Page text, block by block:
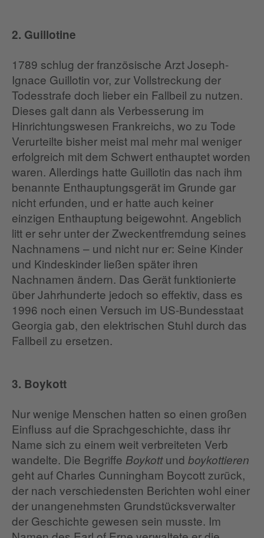
2. Guillotine
1789 schlug der französische Arzt Joseph-
Ignace Guillotin vor, zur Vollstreckung der
Todesstrafe doch lieber ein Fallbeil zu nutzen.
Dieses galt dann als Verbesserung im
Hinrichtungswesen Frankreichs, wo zu Tode
Verurteilte bisher meist mal mehr mal weniger
erfolgreich mit dem Schwert enthauptet worden
waren. Allerdings hatte Guillotin das nach ihm
benannte Enthauptungsgerät im Grunde gar
nicht erfunden, und er hatte auch keiner
einzigen Enthauptung beigewohnt. Angeblich
litt er sehr unter der Zweckentfremdung seines
Nachnamens – und nicht nur er: Seine Kinder
und Kindeskinder ließen später ihren
Nachnamen ändern. Das Gerät funktionierte
über Jahrhunderte jedoch so effektiv, dass es
1996 noch einen Versuch im US-Bundesstaat
Georgia gab, den elektrischen Stuhl durch das
Fallbeil zu ersetzen.
3. Boykott
Nur wenige Menschen hatten so einen großen
Einfluss auf die Sprachgeschichte, dass ihr
Name sich zu einem weit verbreiteten Verb
wandelte. Die Begriffe Boykottund boykottieren
geht auf Charles Cunningham Boycott zurück,
der nach verschiedensten Berichten wohl einer
der unangenehmsten Grundstücksverwalter
der Geschichte gewesen sein musste. Im